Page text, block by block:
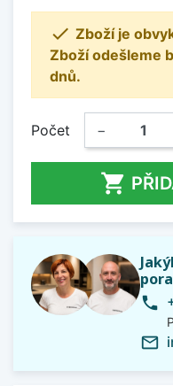
 Zboží je
Zboží odešleme
dnů.
Počet −

phone
mail_outline